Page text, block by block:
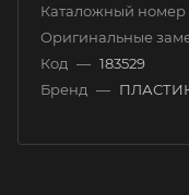
Каталожный номер
Оригинальные
Код — 183529
Бренд —